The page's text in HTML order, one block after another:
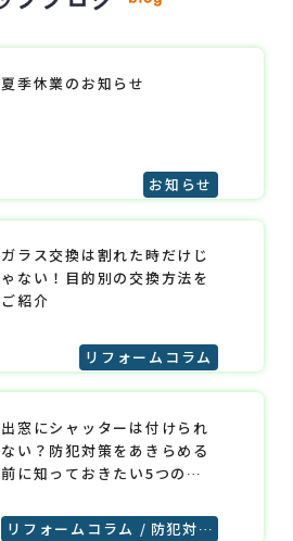
夏季休業のお知らせ
お知らせ
ガラス交換は割れた時だけじ
ゃない！目的別の交換方法を
ご紹介
リフォームコラム
出窓にシャッターは付けられ
ない？防犯対策をあきらめる
前に知っておきたい5つの方
リフォームコラム
防犯対策